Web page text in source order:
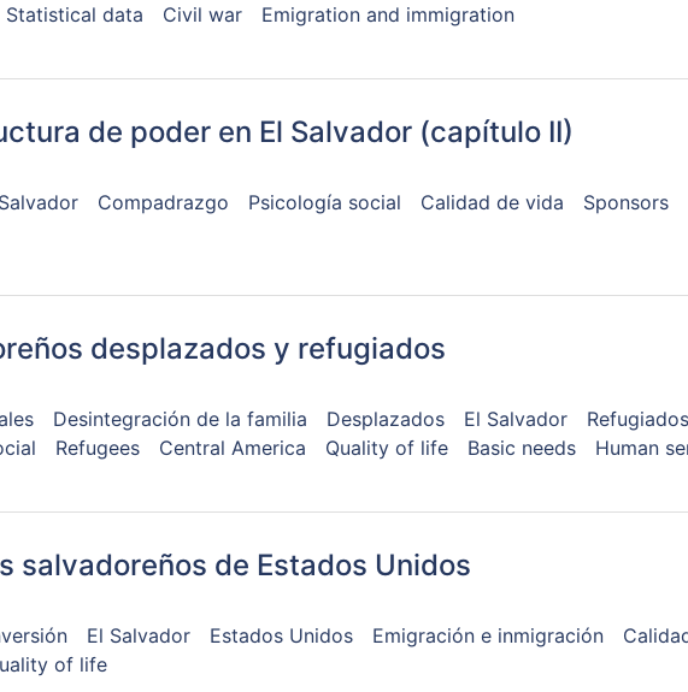
Statistical data Civil war Emigration and immigration
de poder en El Salvador (capítulo II)
Compadrazgo Psicología social Calidad de vida Sponsors
desplazados y refugiados
Desintegración de la familia Desplazados El Salvador Refugiados
Refugees Central America Quality of life Basic needs Human
salvadoreños de Estados Unidos
El Salvador Estados Unidos Emigración e inmigración
of life